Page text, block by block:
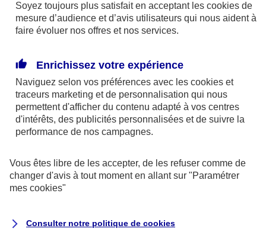
AXA France IARD et AXA France Vie sont
mandataires exclusifs en opérations de
246 et n°13 005 764 (consultable
surwww.orias.fr)
AXA Assistance France Assurances,
S.A au capital de 51 429 430,40 €,
Siège social :
8-10, rue Paul Vaillant Couturier
Soyez toujours plus satisfait en acceptant les cookies de
mesure d’audience et d’avis utilisateurs qui nous aident à
faire évoluer nos offres et nos services.
Enrichissez votre expérience
Naviguez selon vos préférences avec les cookies et
traceurs marketing et de personnalisation qui nous
permettent d'afficher du contenu adapté à vos centres
d'intérêts, des publicités personnalisées et de suivre la
performance de nos campagnes.
Vous êtes libre de les accepter, de les refuser comme de
changer d'avis à tout moment en allant sur "Paramétrer
mes cookies"
Consulter notre politique de cookies